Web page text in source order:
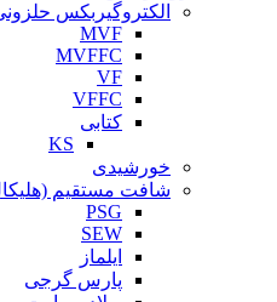
الکتروگیربکس
MVF
MVFFC
VF
VFFC
کتابی
KS
خورشیدی
شافت مستقیم
PSG
SEW
ایلماز
پارس گرجی